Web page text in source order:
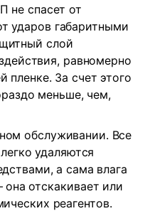
не спасет от
ударов габаритными
слой
равномерно
пленке. За счет этого
меньше, чем,
обслуживании. Все
удаляются
а сама влага
она отскакивает или
реагентов.